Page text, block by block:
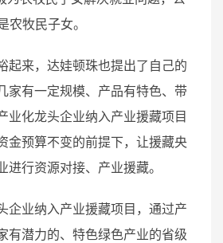
农牧民子女。
起来，达娃顿珠也提出了自己的
家有一定规模、产品有特色、带
业化龙头企业纳入产业援藏项目
金预算不变的前提下，让援藏央
进行资源对接、产业援藏。
企业纳入产业援藏项目，通过产
有潜力的、特色绿色产业的省级